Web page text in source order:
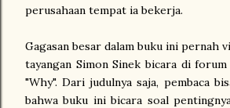
perusahaan tempat ia bekerja.
Gagasan besar dalam buku ini pernah
tayangan Simon Sinek bicara di
"Why". Dari judulnya saja, pembaca
bahwa buku ini bicara soal